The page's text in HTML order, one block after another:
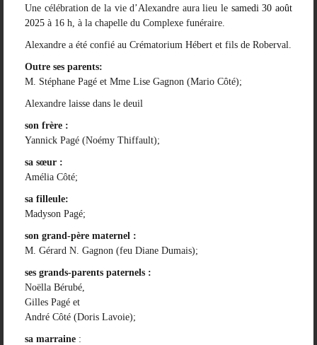
Une célébration de la vie d’Alexandre aura lieu le samedi 30 août
2025 à 16 h, à la chapelle du Complexe funéraire.
Alexandre a été confié au Crématorium Hébert et fils de Roberval.
Outre ses parents:
M. Stéphane Pagé et Mme Lise Gagnon (Mario Côté);
Alexandre laisse dans le deuil
son frère :
Yannick Pagé (Noémy Thiffault);
sa sœur :
Amélia Côté;
sa filleule:
Madyson Pagé;
son grand-père maternel :
M. Gérard N. Gagnon (feu Diane Dumais);
ses grands-parents paternels :
Noëlla Bérubé,
Gilles Pagé et
André Côté (Doris Lavoie);
sa marraine :